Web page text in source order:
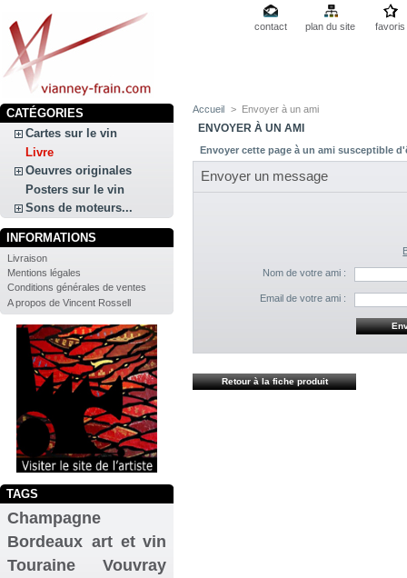
contact plan du site favoris
CATÉGORIES
Cartes sur le vin
Livre
Oeuvres originales
Posters sur le vin
Sons de moteurs...
INFORMATIONS
Livraison
Mentions légales
Conditions générales de ventes
A propos de Vincent Rossell
TAGS
Champagne
Bordeaux art et vin
Touraine
Vouvray
Accueil > Envoyer à un ami
ENVOYER À UN AMI
Envoyer cette page à un ami susceptible
Envoyer un message
Nom de votre ami :
Email de votre ami :
Retour à la fiche produit